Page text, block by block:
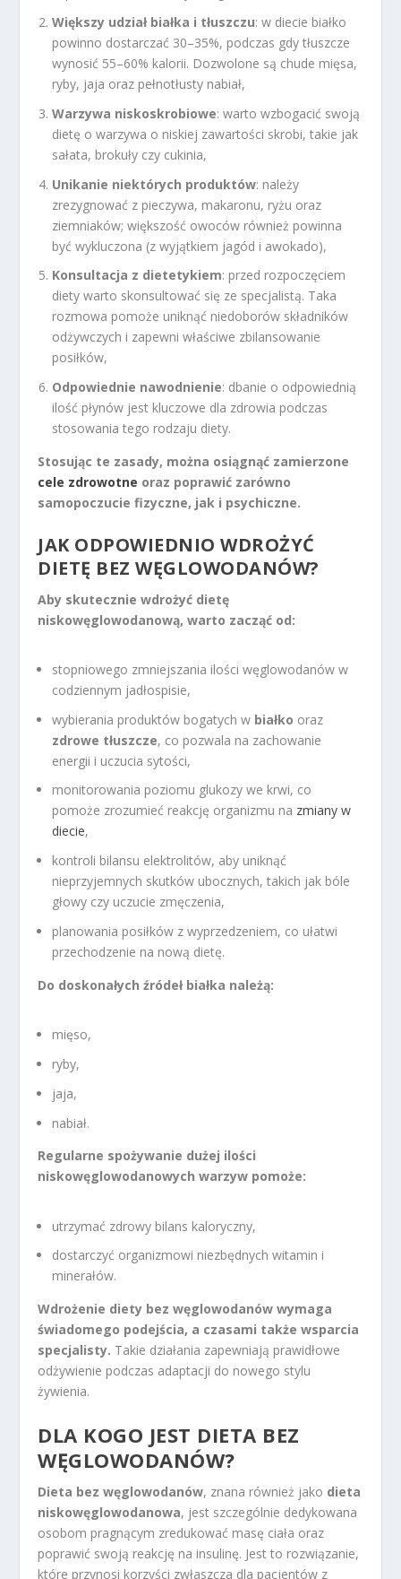
Większy udział białka i tłuszczu: w diecie białko
powinno dostarczać 30–35%, podczas gdy tłuszcze
wynosić 55–60% kalorii. Dozwolone są chude mięsa,
ryby, jaja oraz pełnotłusty nabiał,
Warzywa niskoskrobiowe: warto wzbogacić swoją
dietę o warzywa o niskiej zawartości skrobi, takie jak
sałata, brokuły czy cukinia,
Unikanie niektórych produktów: należy
zrezygnować z pieczywa, makaronu, ryżu oraz
ziemniaków; większość owoców również powinna
być wykluczona (z wyjątkiem jagód i awokado),
Konsultacja z dietetykiem: przed rozpoczęciem
diety warto skonsultować się ze specjalistą. Taka
rozmowa pomoże uniknąć niedoborów składników
odżywczych i zapewni właściwe zbilansowanie
posiłków,
Odpowiednie nawodnienie: dbanie o odpowiednią
ilość płynów jest kluczowe dla zdrowia podczas
stosowania tego rodzaju diety.
Stosując te zasady, można osiągnąć zamierzone
cele zdrowotne oraz poprawić zarówno
samopoczucie fizyczne, jak i psychiczne.
JAK ODPOWIEDNIO WDROŻYĆ
DIETĘ BEZ WĘGLOWODANÓW?
Aby skutecznie wdrożyć dietę
niskowęglowodanową, warto zacząć od:
stopniowego zmniejszania ilości węglowodanów w
codziennym jadłospisie,
wybierania produktów bogatych w białko oraz
zdrowe tłuszcze, co pozwala na zachowanie
energii i uczucia sytości,
monitorowania poziomu glukozy we krwi, co
pomoże zrozumieć reakcję organizmu na zmiany w
diecie,
kontroli bilansu elektrolitów, aby uniknąć
nieprzyjemnych skutków ubocznych, takich jak bóle
głowy czy uczucie zmęczenia,
planowania posiłków z wyprzedzeniem, co ułatwi
przechodzenie na nową dietę.
Do doskonałych źródeł białka należą:
mięso,
ryby,
jaja,
nabiał.
Regularne spożywanie dużej ilości
niskowęglowodanowych warzyw pomoże:
utrzymać zdrowy bilans kaloryczny,
dostarczyć organizmowi niezbędnych witamin i
minerałów.
Wdrożenie diety bez węglowodanów wymaga
świadomego podejścia, a czasami także wsparcia
specjalisty. Takie działania zapewniają prawidłowe
odżywienie podczas adaptacji do nowego stylu
żywienia.
DLA KOGO JEST DIETA BEZ
WĘGLOWODANÓW?
Dieta bez węglowodanów, znana również jako dieta
niskowęglowodanowa, jest szczególnie dedykowana
osobom pragnącym zredukować masę ciała oraz
poprawić swoją reakcję na insulinę. Jest to rozwiązanie,
które przynosi korzyści zwłaszcza dla pacjentów z